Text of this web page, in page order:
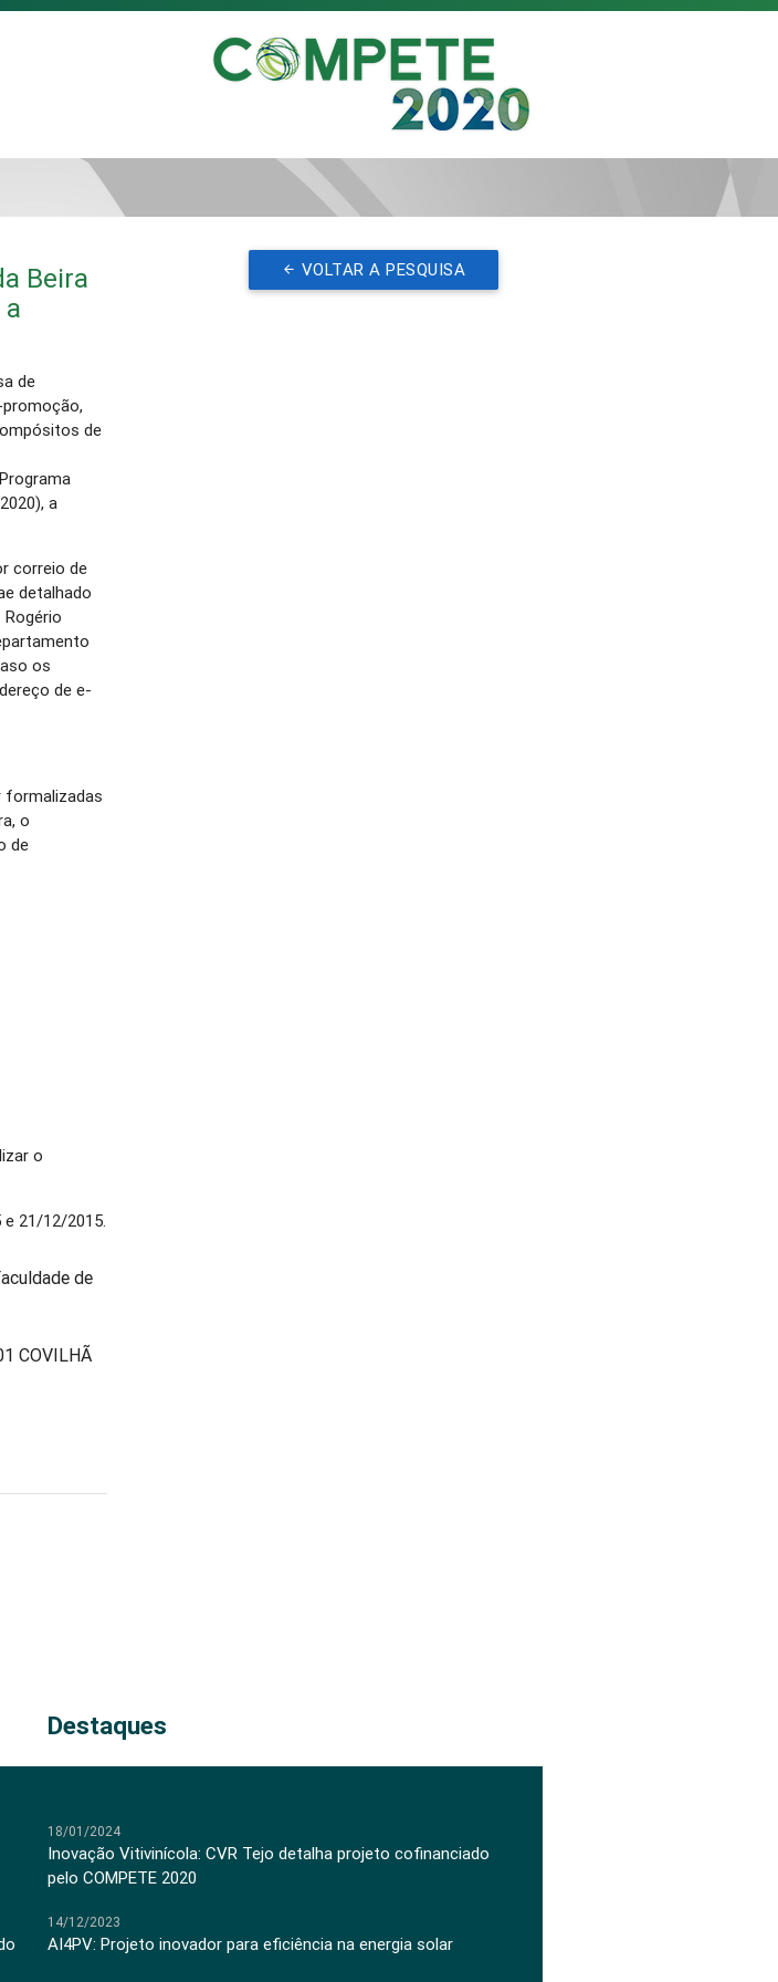
Beira
de
de
a
correio de
detalhado
os
de e-
formalizadas
o
de
o
21/12/2015.
de
COVILHÃ
VOLTAR A PESQUISA
Destaques
18/01/2024
Inovação Vitivinícola: CVR Tejo detalha projeto cofinanciado
pelo COMPETE 2020
14/12/2023
AI4PV: Projeto inovador para eficiência na energia solar